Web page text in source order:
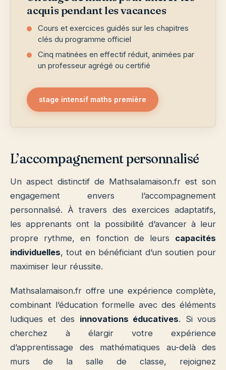
acquis pendant les vacances
Cours et exercices guidés sur les chapitres
clés du programme officiel
Cinq matinées en effectif réduit, animées par
un professeur agrégé ou certifié
stage intensif maths première
L’accompagnement personnalisé
Un aspect distinctif de Mathsalamaison.fr est son
engagement envers l’accompagnement
personnalisé. À travers des exercices adaptatifs,
les apprenants ont la possibilité d’avancer à leur
propre rythme, en fonction de leurs capacités
individuelles, tout en bénéficiant d’un soutien pour
maximiser leur réussite.
Mathsalamaison.fr offre une expérience complète,
combinant l’éducation formelle avec des éléments
ludiques et des innovations éducatives. Si vous
cherchez à élargir votre expérience
d’apprentissage des mathématiques au-delà des
murs de la salle de classe, rejoignez